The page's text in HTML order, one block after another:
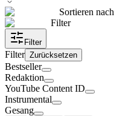
Sortieren nach
Filter
Filter
Filter Zurücksetzen
Bestseller
Redaktion
YouTube Content ID
Instrumental
Gesang